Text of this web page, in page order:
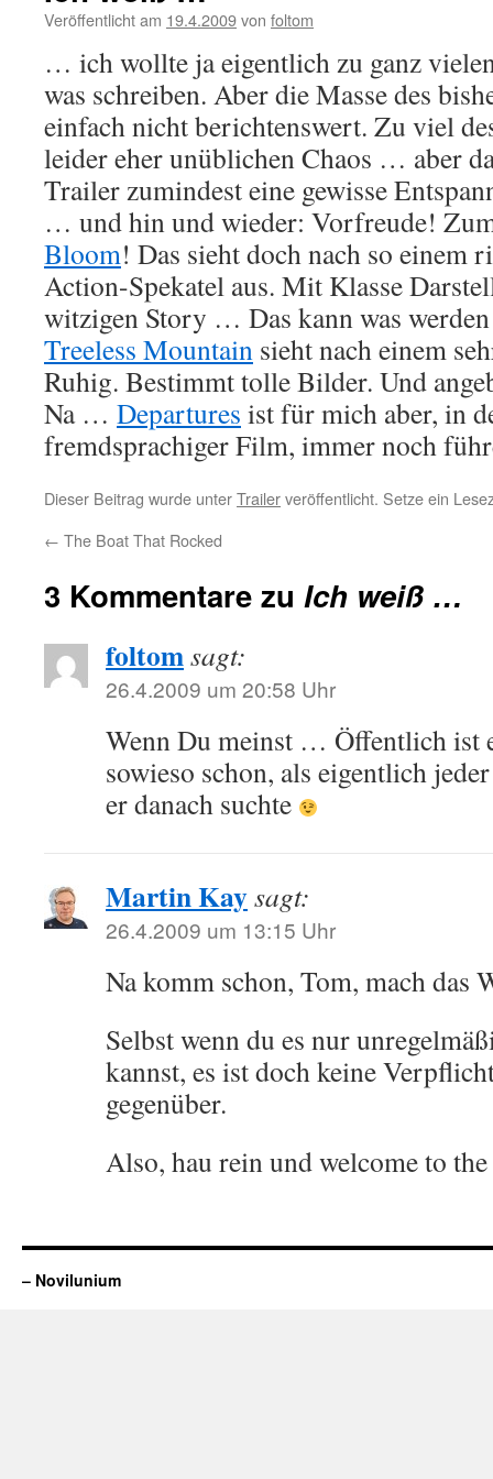
Veröffentlicht am 19.4.2009von foltom
… ich wollte ja eigentlich zu ganz
was schreiben. Aber die Masse des
einfach nicht berichtenswert. Zu viel
leider eher unüblichen Chaos … aber
Trailer zumindest eine gewisse
… und hin und wieder: Vorfreude!
Bloom! Das sieht doch nach so einem
Action-Spekatel aus. Mit Klasse
witzigen Story … Das kann was
Treeless Mountain sieht nach einem
Ruhig. Bestimmt tolle Bilder. Und
Na … Departures ist für mich aber, in
fremdsprachiger Film, immer noch
Dieser Beitrag wurde unterTrailerveröffentlicht. Setze ein
← The Boat That Rocked
3 Kommentare zu Ich weiß …
foltomsagt:
26.4.2009 um 20:58 Uhr
Wenn Du meinst … Öffentlich ist
sowieso schon, als eigentlich
er danach suchte
Martin Kaysagt:
26.4.2009 um 13:15 Uhr
Na komm schon, Tom, mach
Selbst wenn du es nur
kannst, es ist doch keine
gegenüber.
Also, hau rein und welcome to
– Novilunium